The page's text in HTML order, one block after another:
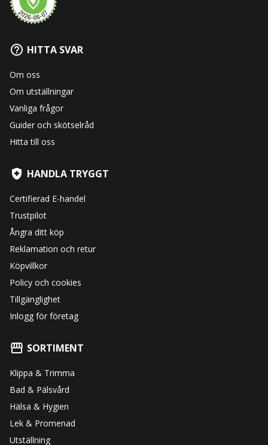
HITTA SVAR
Om oss
Om utställningar
Vanliga frågor
Guider och skötselråd
Hitta till oss
HANDLA TRYGGT
Certifierad E-handel
Trustpilot
Ångra ditt köp
Reklamation och retur
Köpvillkor
Policy och cookies
Tillgänglighet
Inlogg för företag
SORTIMENT
Klippa & Trimma
Bad & Pälsvård
Hälsa & Hygien
Lek & Promenad
Utställning